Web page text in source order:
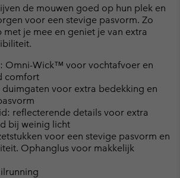
de mouwen goed op hun plek en
voor een stevige pasvorm. Zo
je mee en geniet je van extra
Omni-Wick™ voor vochtafvoer en
comfort
voor extra bedekking en
reflecterende details voor extra
bij weinig licht
voor een stevige pasvorm en
Ophanglus voor makkelijk